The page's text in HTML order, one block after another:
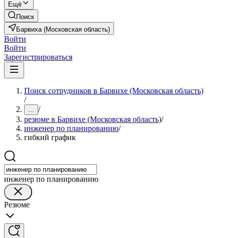
Ещё
Поиск
Барвиха (Московская область)
Войти
Войти
Зарегистрироваться
Поиск сотрудников в Барвихе (Московская область)
/
... /
резюме в Барвихе (Московская область)/
инженер по планированию/
гибкий график
инженер по планированию
Резюме